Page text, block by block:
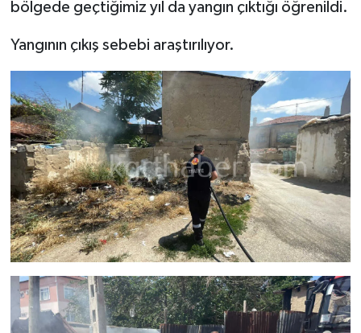
bölgede geçtiğimiz yıl da yangın çıktığı öğrenildi.
Yangının çıkış sebebi araştırılıyor.